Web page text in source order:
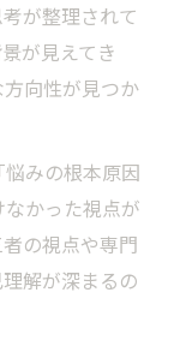
が整理されて
が見えてき
向性が見つか
みの根本原因
かった視点が
の視点や専門
解が深まるの